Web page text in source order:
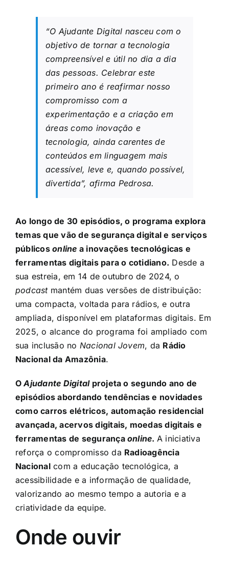
“O Ajudante Digital nasceu com o
objetivo de tornar a tecnologia
compreensível e útil no dia a dia
das pessoas. Celebrar este
primeiro ano é reafirmar nosso
compromisso com a
experimentação e a criação em
áreas como inovação e
tecnologia, ainda carentes de
conteúdos em linguagem mais
acessível, leve e, quando possível,
divertida”, afirma Pedrosa.
Ao longo de 30 episódios, o programa explora
temas que vão de segurança digital e serviços
públicosonline a inovações tecnológicas e
ferramentas digitais para o cotidiano. Desde a
sua estreia, em 14 de outubro de 2024, o
podcastmantém duas versões de distribuição:
uma compacta, voltada para rádios, e outra
ampliada, disponível em plataformas digitais. Em
2025, o alcance do programa foi ampliado com
sua inclusão no Nacional Jovem, da Rádio
Nacional da Amazônia.
OAjudante Digitalprojeta o segundo ano de
episódios abordando tendências e novidades
como carros elétricos, automação residencial
avançada, acervos digitais, moedas digitais e
ferramentas de segurança online. A iniciativa
reforça o compromisso da Radioagência
Nacionalcom a educação tecnológica, a
acessibilidade e a informação de qualidade,
valorizando ao mesmo tempo a autoria e a
criatividade da equipe.
Onde ouvir